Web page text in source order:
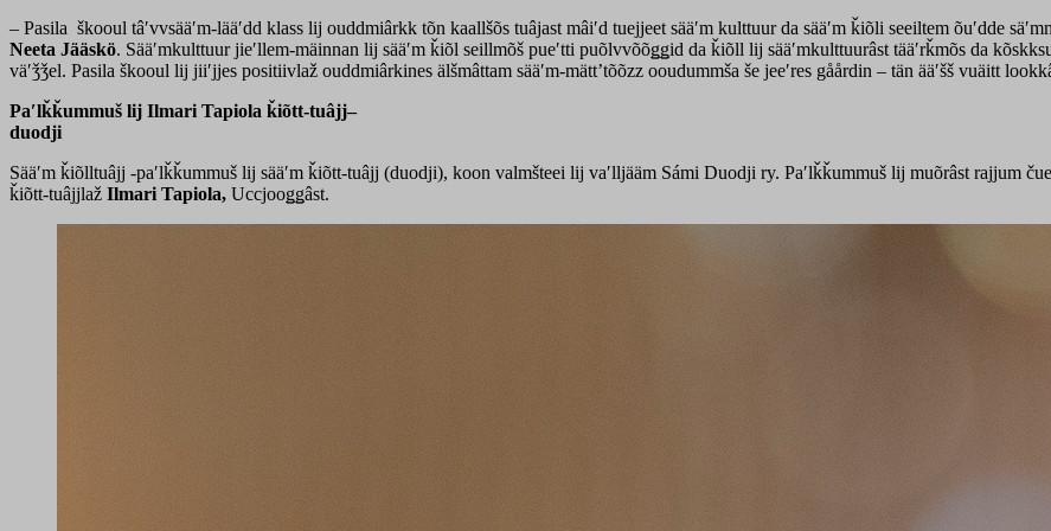
– Pasila škooul tâʹvvsääʹm-lääʹdd klass lij ouddmiârkk tõn kaallšõs tuâjast mâiʹd tuejjeet sääʹm kulttuur da sääʹm ǩiõli seeiltem õuʹdde
Neeta Jääskö. Sääʹmkulttuur jieʹllem-mäinnan lij sääʹm ǩiõl seillmõš pueʹtti puõlvvõõǥǥid da ǩiõll lij sääʹmkulttuurâst tääʹrǩmõs da
väʹǯǯel. Pasila škooul lij jiiʹjjes positiivlaž ouddmiârkines älšmâttam sääʹm-mättʼtõõzz ooudummša še jeeʹres gåårdin – tän ääʹšš vuäitt
Paʹlǩǩummuš lij Ilmari Tapiola ǩiõtt-tuâjj–
duodji
Sääʹm ǩiõlltuâjj -paʹlǩǩummuš lij sääʹm ǩiõtt-tuâjj (duodji), koon valmšteei lij vaʹlljääm Sámi Duodji ry. Paʹlǩǩummuš lij muõrâst rajjum
ǩiõtt-tuâjjlaž Ilmari Tapiola, Uccjooǥǥâst.